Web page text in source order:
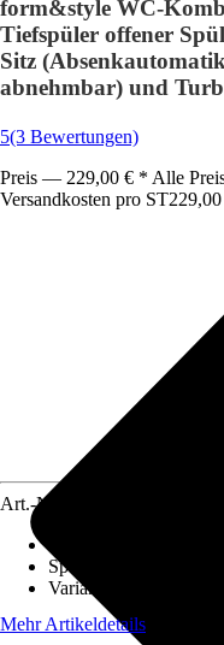
form&style WC-
Tiefspüler offener
Sitz
abnehmbar) und
5(3 Bewertungen)
Preis — 229,00 € * Alle
Versandkosten pro ST
Art.-Nr.
Spülrand
Variante
Mehr Artikeldetails